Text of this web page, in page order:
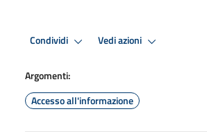
Condividi Vedi azioni
Argomenti:
Accesso all'informazione